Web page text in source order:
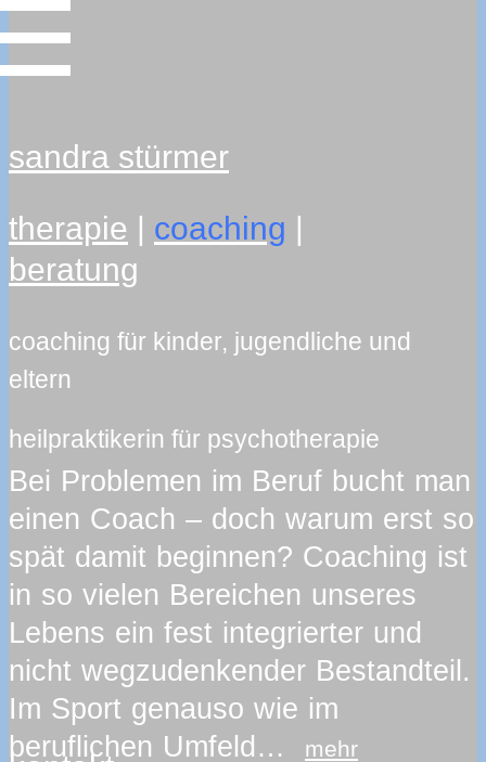
sandra stürmer
therapie | coaching |
beratung
coaching für kinder, jugendliche und
eltern
heilpraktikerin für psychotherapie
Bei Problemen im Beruf bucht man
einen Coach – doch warum erst so
spät damit beginnen? Coaching ist
in so vielen Bereichen unseres
Lebens ein fest integrierter und
nicht wegzudenkender Bestandteil.
Im Sport genauso wie im
beruflichen Umfeld…
mehr